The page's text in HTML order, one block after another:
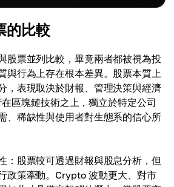
的比較
股票並列比較，畢竟兩者都被視為投
與行為上存在根本差異。股票本質上
，表現取決於財報、管理決策與經濟
區塊鏈技術之上，獨立於特定公司
、稀缺性與使用者對生態系的信心所
：股票較可透過財報與股息分析，但
政策牽動。Crypto 波動更大、對市